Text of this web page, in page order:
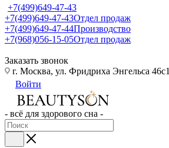
+7(499)649-47-43
+7(499)649-47-43Отдел продаж
+7(499)649-47-44Производство
+7(968)056-15-05Отдел продаж
Заказать звонок
г. Москва, ул. Фридриха Энгельса 46с1
Войти
- всё для здорового сна -